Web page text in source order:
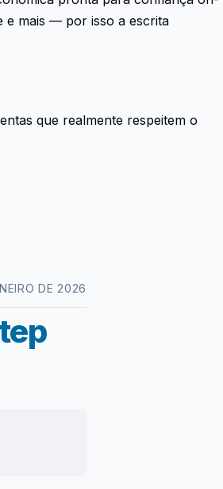
e mais — por isso a escrita
que realmente respeitem o
DE 2026